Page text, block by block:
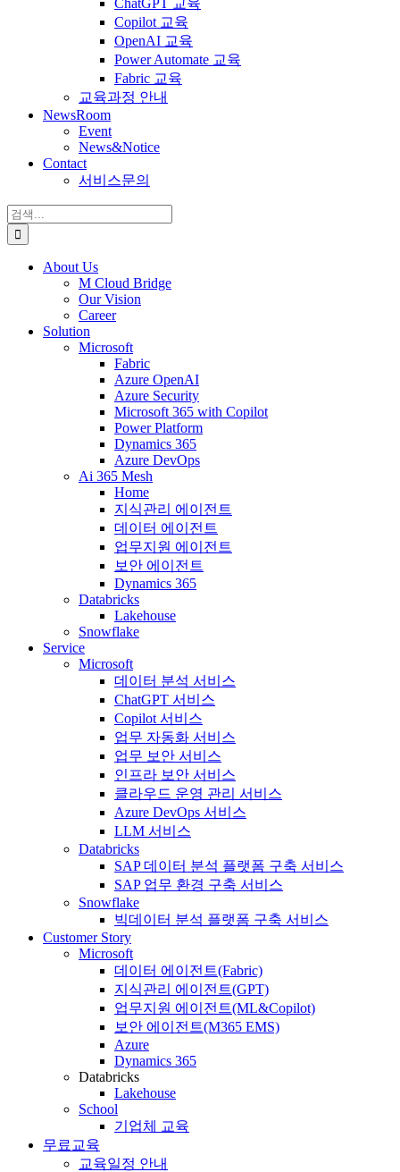
Copilot 교육
OpenAI 교육
Power Automate 교육
Fabric 교육
교육과정 안내
NewsRoom
Event
News&Notice
Contact
서비스문의
검
색:
About Us
M Cloud Bridge
Our Vision
Career
Solution
Microsoft
Fabric
Azure OpenAI
Azure Security
Microsoft 365 with Copilot
Power Platform
Dynamics 365
Azure DevOps
Ai 365 Mesh
Home
지식관리 에이전트
데이터 에이전트
업무지원 에이전트
보안 에이전트
Dynamics 365
Databricks
Lakehouse
Snowflake
Service
Microsoft
데이터 분석 서비스
ChatGPT 서비스
Copilot 서비스
업무 자동화 서비스
업무 보안 서비스
인프라 보안 서비스
클라우드 운영 관리 서비스
Azure DevOps 서비스
LLM 서비스
Databricks
SAP 데이터 분석 플랫폼 구축 서비스
SAP 업무 환경 구축 서비스
Snowflake
빅데이터 분석 플랫폼 구축 서비스
Customer Story
Microsoft
데이터 에이전트(Fabric)
지식관리 에이전트(GPT)
업무지원 에이전트(ML&Copilot)
보안 에이전트(M365 EMS)
Azure
Dynamics 365
Databricks
Lakehouse
School
기업체 교육
무료교육
교육일정 안내